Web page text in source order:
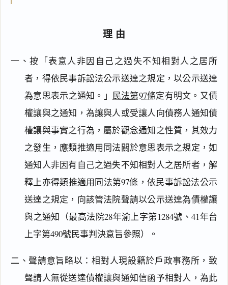
理由
一、按「表意人非因自己之過失不知相對人之居所
者，得依民事訴訟法公示送達之規定，以公示送達
為意思表示之通知。」 民法第97條定有明文。又債
權讓與之通知，為讓與人或受讓人向債務人通知債
權讓與事實之行為，屬於觀念通知之性質，其效力
之發生，應類推適用同法關於意思表示之規定，如
通知人非因有自己之過失不知相對人之居所者，解
釋上亦得類推適用同法第97條，依民事訴訟法公示
送達之規定，向該管法院聲請以公示送達為債權讓
與之通知（最高法院28年渝上字第1284號、41年台
上字第490號民事判決意旨參照）。
二、聲請意旨略以：相對人現設籍於戶政事務所，致
聲請人無從送達債權讓與通知信函予相對人，為此